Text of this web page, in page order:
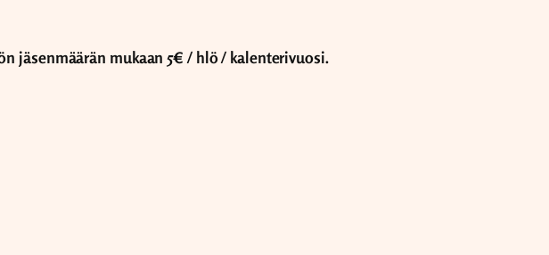
jäsenmäärän mukaan 5€ / hlö / kalenterivuosi.